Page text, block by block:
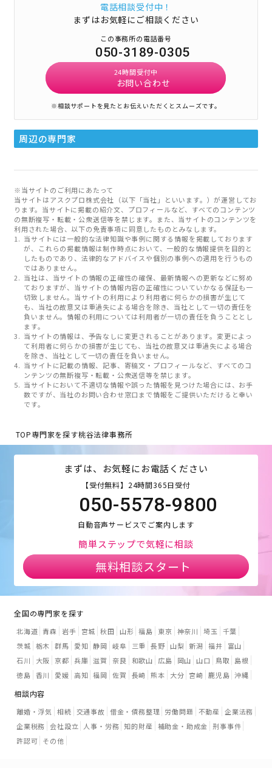
電話相談受付中！
まずはお気軽にご相談ください
この事務所の電話番号
050-3189-0305
24時間受付中
お問い合わせ
※相談サポートを見たとお伝えいただくとスムーズです。
周辺の専門家
※当サイトのご利用にあたって
当サイトはアスクプロ株式会社（以下「当社」といいます。）が運営してお
ります。当サイトに掲載の紹介文、プロフィールなど、すべてのコンテンツ
の無断複写・転載・公衆送信等を禁じます。また、当サイトのコンテンツを
利用された場合、以下の免責事項に同意したものとみなします。
当サイトには一般的な法律知識や事例に関する情報を掲載しております
が、これらの掲載情報は制作時点において、一般的な情報提供を目的と
したものであり、法律的なアドバイスや個別の事例への適用を行うもの
ではありません。
当社は、当サイトの情報の正確性の確保、最新情報への更新などに努め
ておりますが、当サイトの情報内容の正確性についていかなる保証も一
切致しません。当サイトの利用により利用者に何らかの損害が生じて
も、当社の故意又は重過失による場合を除き、当社として一切の責任を
負いません。情報の利用については利用者が一切の責任を負うこととし
ます。
当サイトの情報は、予告なしに変更されることがあります。変更によっ
て利用者に何らかの損害が生じても、当社の故意又は重過失による場合
を除き、当社として一切の責任を負いません。
当サイトに記載の情報、記事、寄稿文・プロフィールなど、すべてのコ
ンテンツの無断複写・転載・公衆送信等を禁じます。
当サイトにおいて不適切な情報や誤った情報を見つけた場合には、お手
数ですが、当社のお問い合わせ窓口まで情報をご提供いただけると幸い
です。
TOP専門家を探す桃谷法律事務所
まずは、お気軽にお電話ください
【受付無料】24時間365日受付
050-5578-9800
自動音声サービスでご案内します
簡単ステップで気軽に相談
無料相談スタート
全国の専門家を探す
北海道 青森 岩手 宮城 秋田 山形 福島 東京 神奈川 埼玉
千葉
茨城 栃木 群馬 愛知 静岡 岐阜 三重 長野 山梨 新潟 福井
富山
石川
大阪 京都 兵庫 滋賀 奈良 和歌山 広島 岡山 山口 鳥取
島根
徳島 香川 愛媛 高知 福岡 佐賀 長崎 熊本 大分 宮崎 鹿児島 沖縄
相談内容
離婚・浮気 相続 交通事故 借金・債務整理 労働問題 不動産 企業法務
企業税務 会社設立 人事・労務 知的財産 補助金・助成金 刑事事件
許認可 その他